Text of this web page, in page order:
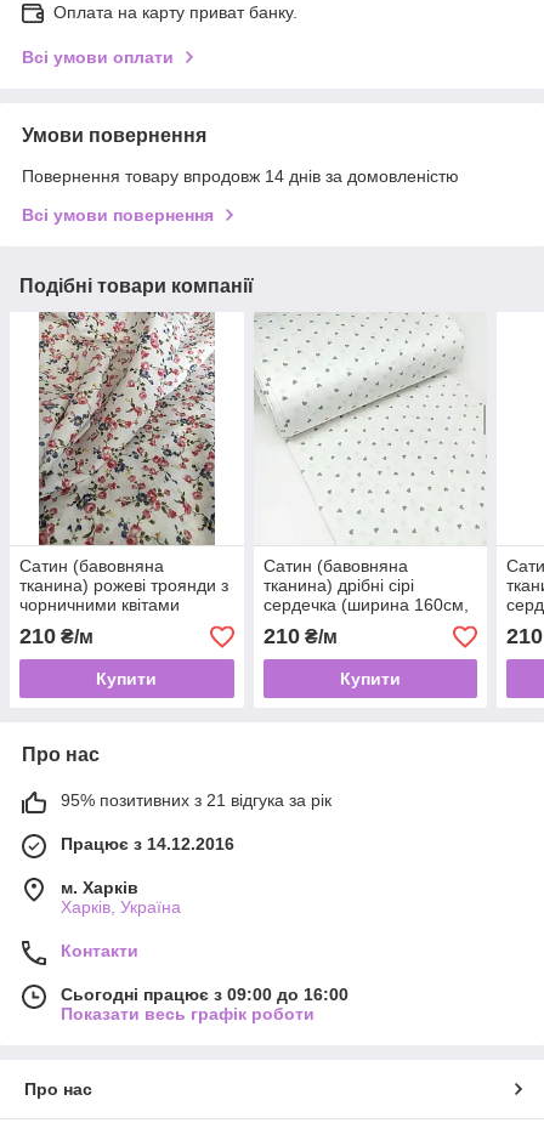
Оплата на карту приват банку.
Всі умови оплати
Умови повернення
Повернення товару впродовж 14 днів за домовленістю
Всі умови повернення
Подібні товари компанії
Сатин (бавовняна
тканина) рожеві троянди з
чорничними квітами
(ширина 160см, 120г/м2)
210 ₴/м
Купити
Сатин (бавовняна
тканина) дрібні сірі
сердечка (ширина 160см,
120г/м2)
210₴/м
Купити
210
Про нас
95% позитивних з 21 відгука за рік
Працює з 14.12.2016
м. Харків
Харків, Україна
Контакти
Сьогодні працює з 09:00 до 16:00
Показати весь графік роботи
Про нас